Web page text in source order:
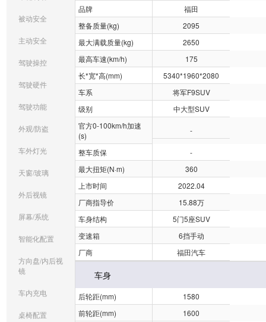
被动安全
主动安全
驾驶操控
驾驶硬件
驾驶功能
外观/防盗
车外灯光
天窗/玻璃
外后视镜
屏幕/系统
智能化配置
方向盘/内后视
镜
车内充电
桌椅配置
品牌
福田
整备质量(kg)
2095
最大满载质量(kg)
2650
最高车速(km/h)
175
长*宽*高(mm)
5340*1960*2080
车系
将军F9SUV
级别
中大型SUV
官方0-100km/h加速
(s)
-
整车质保
-
最大扭矩(N·m)
360
上市时间
2022.04
厂商指导价
15.88万
车身结构
5门5座SUV
变速箱
6挡手动
厂商
福田汽车
车身
后轮距(mm)
1580
前轮距(mm)
1600